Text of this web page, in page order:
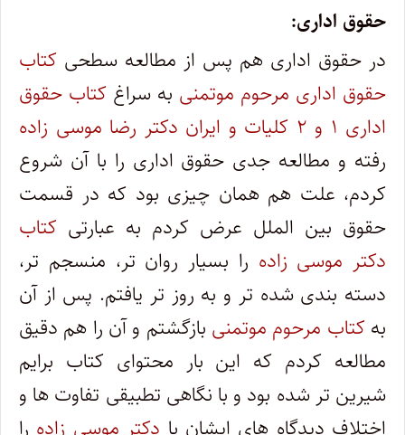
حقوق اداری:
در حقوق اداری هم پس از مطالعه سطحی کتاب
حقوق اداری مرحوم موتمنی به سراغ کتاب حقوق
اداری ۱ و ۲ کلیات و ایران دکتر رضا موسی زاده
رفته و مطالعه جدی حقوق اداری را با آن شروع
کردم، علت هم همان چیزی بود که در قسمت
حقوق بین الملل عرض کردم به عبارتی کتاب
دکتر موسی زاده را بسیار روان تر، منسجم تر،
دسته بندی شده تر و به روز تر یافتم. پس از آن
بهکتاب مرحوم موتمنی بازگشتم و آن را هم دقیق
مطالعه کردم که این بار محتوای کتاب برایم
شیرین تر شده بود و با نگاهی تطبیقی تفاوت ها و
اختلاف دیدگاه های ایشان با دکتر موسی زاده را